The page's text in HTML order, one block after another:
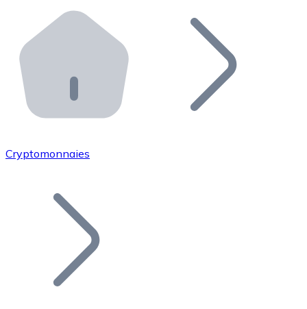
Distributeurs automatiques Bitnovo
Intégrez un ATM Bitnovo dans votre entreprise et
API Bitnovo
Intégrez notre API dans votre écosystème.
Rejoignez notre réseau de distributeurs et
Ajoutez le token de votre projet à notre service
Cryptomonnaies